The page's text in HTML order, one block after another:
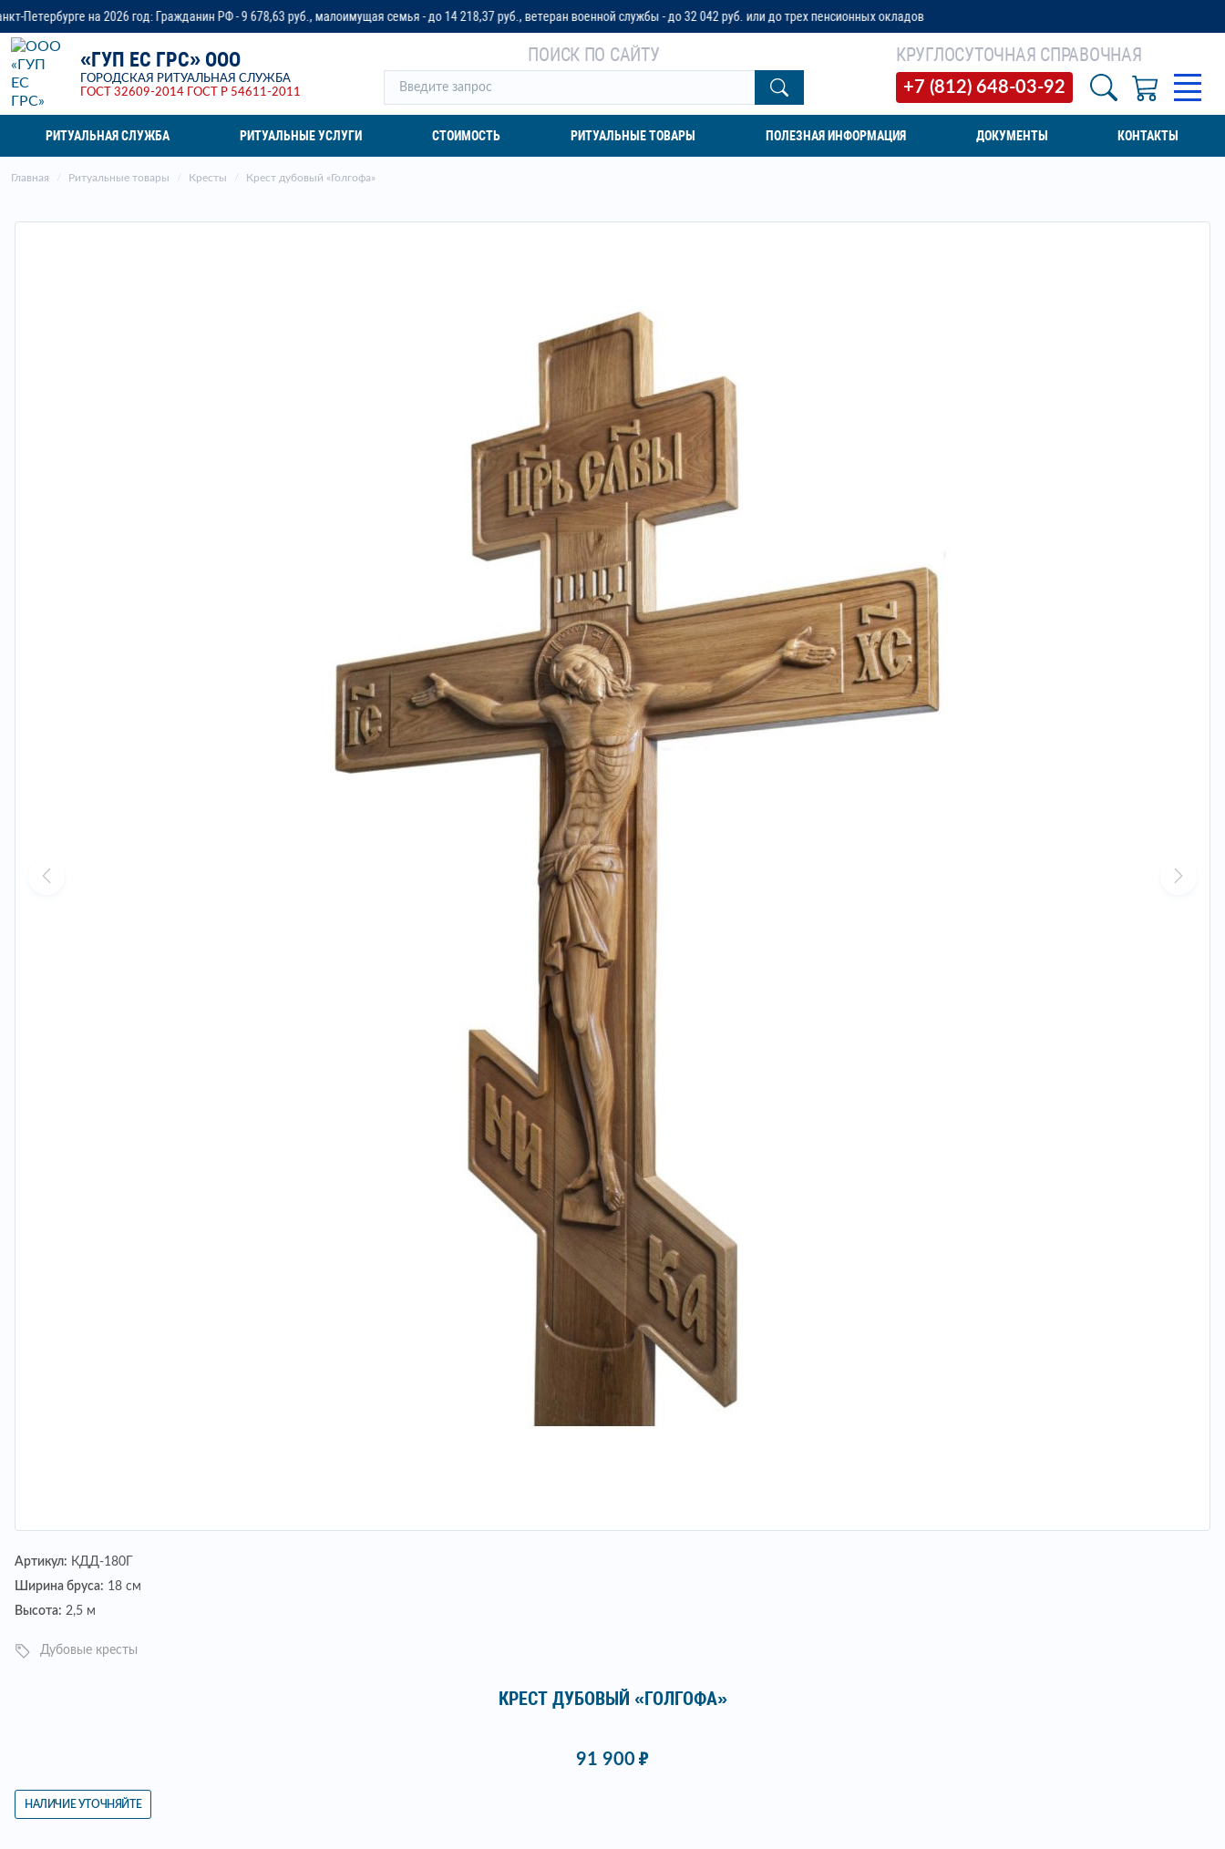
год: Гражданин РФ - 9 678,63 руб., малоимущая семья - до 14 218,37 руб., ветеран военной службы - до 32 042 руб. или до трех пенсионных окладов
«ГУП ЕС ГРС» ООО
ГОРОДСКАЯ РИТУАЛЬНАЯ СЛУЖБА
ГОСТ 32609-2014
ГОСТ Р 54611-2011
ПОИСК ПО САЙТУ КРУГЛОСУТОЧНАЯ СПРАВОЧНАЯ
+7 (812) 648-03-92
РИТУАЛЬНАЯ СЛУЖБА РИТУАЛЬНЫЕ УСЛУГИ СТОИМОСТЬ РИТУАЛЬНЫЕ ТОВАРЫ ПОЛЕЗНАЯ ИНФОРМАЦИЯ ДОКУМЕНТЫ КОНТАКТЫ
Главная Ритуальные товары Кресты Крест дубовый «Голгофа»
Артикул: КДД-180Г
Ширина бруса: 18 см
Высота: 2,5 м
Дубовые кресты
КРЕСТ ДУБОВЫЙ «ГОЛГОФА»
91 900
НАЛИЧИЕ УТОЧНЯЙТЕ